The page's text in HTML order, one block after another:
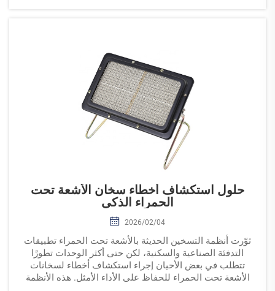
حلول استكشاف أخطاء سخان الأشعة تحت
الحمراء الذكي
2026/02/04
ثوّرت أنظمة التسخين الحديثة بالأشعة تحت الحمراء تطبيقات
التدفئة الصناعية والسكنية، لكن حتى أكثر الوحدات تطورًا
تتطلب في بعض الأحيان إجراء استكشاف أخطاء لسخانات
الأشعة تحت الحمراء للحفاظ على الأداء الأمثل. هذه الأنظمة